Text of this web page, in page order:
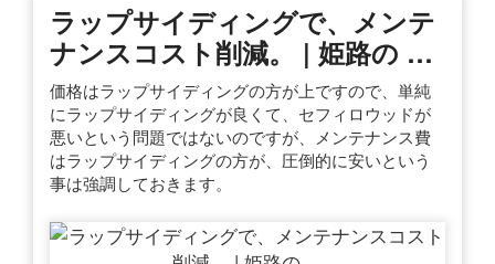
ラップサイディングで、メンテ
ナンスコスト削減。 | 姫路の …
価格はラップサイディングの方が上ですので、単純
にラップサイディングが良くて、セフィロウッドが
悪いという問題ではないのですが、メンテナンス費
はラップサイディングの方が、圧倒的に安いという
事は強調しておきます。